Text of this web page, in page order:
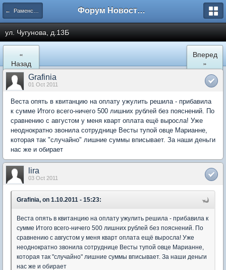
← Раменское Форум Новостройки
ул. Чугунова, д.13Б
«
Назад
Вперед
»
Grafinia
01 Oct 2011
Веста опять в квитанцию на оплату ужулить решила - прибавила
к сумме Итого всего-ничего 500 лишних рублей без пояснений. По
сравнению с августом у меня кварт оплата ещё выросла! Уже
неоднократно звонила сотруднице Весты тупой овце Марианне,
которая так "случайно" лишние суммы вписывает. За наши деньги
нас же и обирает
lira
03 Oct 2011
Grafinia, on 1.10.2011 - 15:23:
Веста опять в квитанцию на оплату ужулить решила - прибавила к
сумме Итого всего-ничего 500 лишних рублей без пояснений. По
сравнению с августом у меня кварт оплата ещё выросла! Уже
неоднократно звонила сотруднице Весты тупой овце Марианне,
которая так "случайно" лишние суммы вписывает. За наши деньги
нас же и обирает